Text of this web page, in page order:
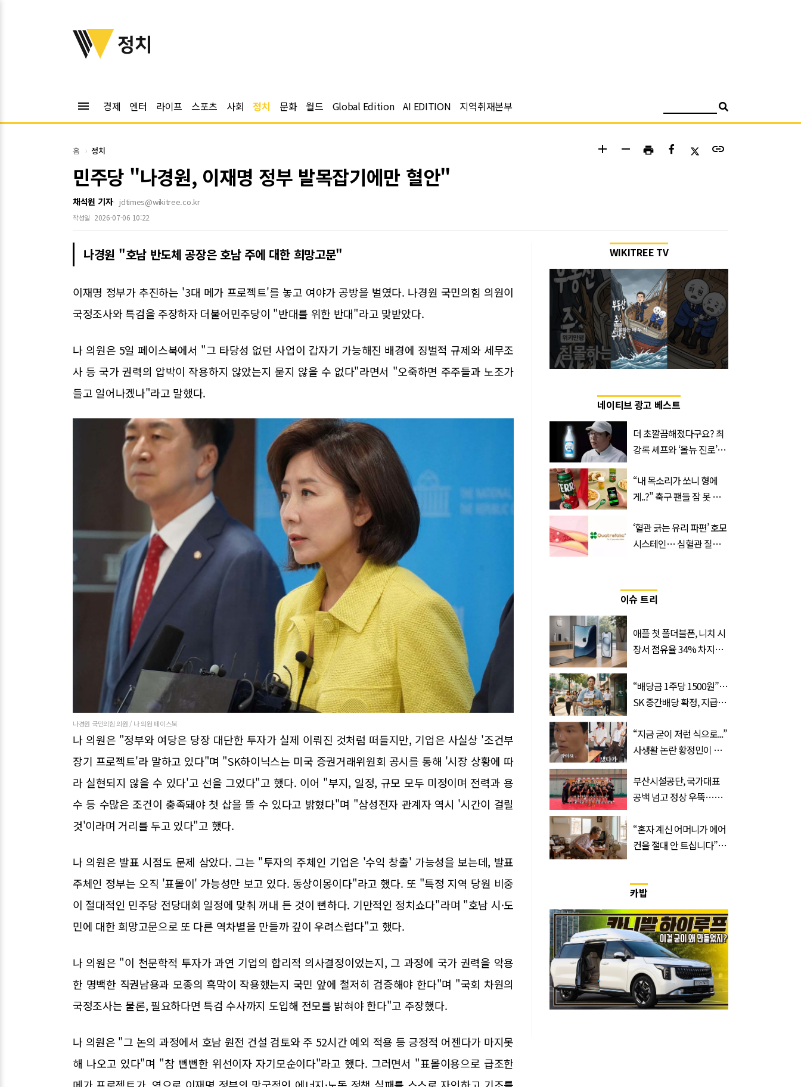
위키트리
정치
menu 경제 엔터 라이프 스포츠 사회 정치 문화 월드 Global Edition AI EDITION 지역취재본부
홈 정치 add remove print link
민주당 "나경원, 이재명 정부 발목잡기에만 혈안"
채석원 기자 jdtimes@wikitree.co.kr
작성일 2026-07-06 10:22
나경원 "호남 반도체 공장은 호남 주에 대한 희망고문"
이재명 정부가 추진하는 '3대 메가 프로젝트'를 놓고 여야가 공방을 벌였다. 나경원 국민의힘 의원이
국정조사와 특검을 주장하자 더불어민주당이 "반대를 위한 반대"라고 맞받았다.
나 의원은 5일 페이스북에서 "그 타당성 없던 사업이 갑자기 가능해진 배경에 징벌적 규제와 세무조
사 등 국가 권력의 압박이 작용하지 않았는지 묻지 않을 수 없다"라면서 "오죽하면 주주들과 노조가
들고 일어나겠나"라고 말했다.
나경원 국민의힘 의원 / 나 의원 페이스북
나 의원은 "정부와 여당은 당장 대단한 투자가 실제 이뤄진 것처럼 떠들지만, 기업은 사실상 '조건부
장기 프로젝트'라 말하고 있다"며 "SK하이닉스는 미국 증권거래위원회 공시를 통해 '시장 상황에 따
라 실현되지 않을 수 있다'고 선을 그었다"고 했다. 이어 "부지, 일정, 규모 모두 미정이며 전력과 용
수 등 수많은 조건이 충족돼야 첫 삽을 뜰 수 있다고 밝혔다"며 "삼성전자 관계자 역시 '시간이 걸릴
것'이라며 거리를 두고 있다"고 했다.
나 의원은 발표 시점도 문제 삼았다. 그는 "투자의 주체인 기업은 '수익 창출' 가능성을 보는데, 발표
주체인 정부는 오직 '표몰이' 가능성만 보고 있다. 동상이몽이다"라고 했다. 또 "특정 지역 당원 비중
이 절대적인 민주당 전당대회 일정에 맞춰 꺼내 든 것이 뻔하다. 기만적인 정치쇼다"라며 "호남 시·도
민에 대한 희망고문으로 또 다른 역차별을 만들까 깊이 우려스럽다"고 했다.
나 의원은 "이 천문학적 투자가 과연 기업의 합리적 의사결정이었는지, 그 과정에 국가 권력을 악용
한 명백한 직권남용과 모종의 흑막이 작용했는지 국민 앞에 철저히 검증해야 한다"며 "국회 차원의
국정조사는 물론, 필요하다면 특검 수사까지 도입해 전모를 밝혀야 한다"고 주장했다.
나 의원은 "그 논의 과정에서 호남 원전 건설 검토와 주 52시간 예외 적용 등 긍정적 어젠다가 마지못
해 나오고 있다"며 "참 뻔뻔한 위선이자 자기모순이다"라고 했다. 그러면서 "표몰이용으로 급조한
WIKITREE TV
네이티브 광고 베스트
더 초깔끔해졌다구요? 최
강록 셰프와 ‘올뉴 진로’의
“내 목소리가 쏘니 형에
게..?” 축구 팬들 잠 못 들
트
‘혈관 긁는 유리 파편’ 호모
시스테인… 심혈관 질환
이슈 트리
애플 첫 폴더블폰, 니치 시
장서 점유율 34% 차지할
“배당금 1주당 1500원”…
SK 중간배당 확정, 지급일
“지금 굳이 저런 식으로...”
사생활 논란 황정민이 곧
부산시설공단, 국가대표
공백 넘고 정상 우뚝…디
“혼자 계신 어머니가 에어
컨을 절대 안 트십니다”…
카밥